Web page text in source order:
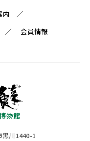
内
会員情報
黒川1440-1